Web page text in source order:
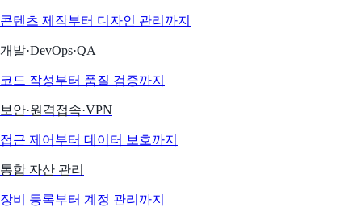
콘텐츠 제작부터 디자인 관리까지
개발·DevOps·QA
코드 작성부터 품질 검증까지
보안·원격접속·VPN
접근 제어부터 데이터 보호까지
통합 자산 관리
장비 등록부터 계정 관리까지